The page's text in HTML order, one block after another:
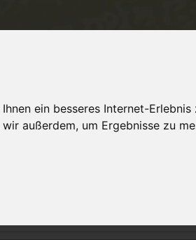
ein besseres Internet-
außerdem, um Ergebnisse zu